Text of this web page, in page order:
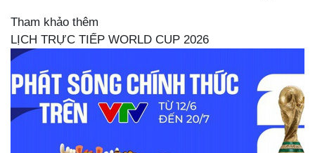
Tham khảo thêm
LỊCH TRỰC TIẾP WORLD CUP 2026